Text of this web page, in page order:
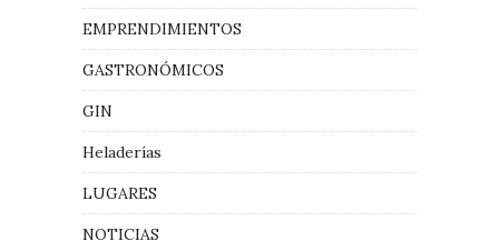
EMPRENDIMIENTOS
GASTRONÓMICOS
GIN
Heladerías
LUGARES
NOTICIAS